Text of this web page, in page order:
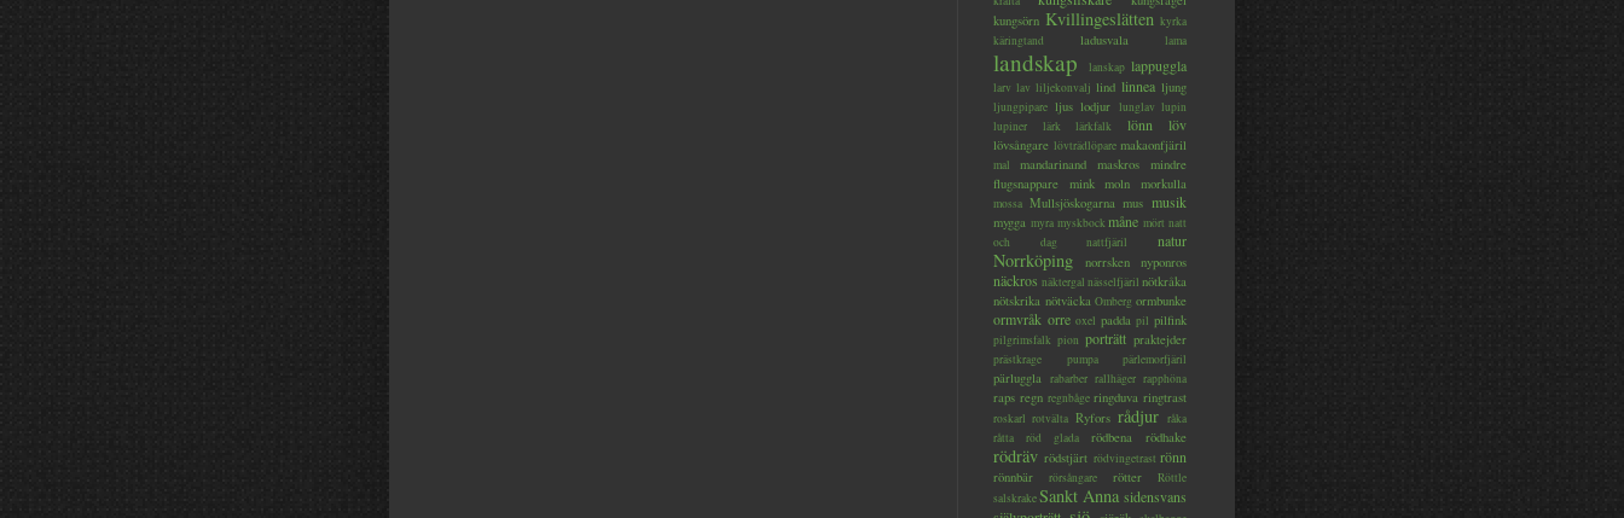
kungsörn Kvillingeslätten kyrka
käringtand
ladusvala lama
landskap lanskap lappuggla
larv lav liljekonvalj lind linnea ljung
ljungpipare ljus lodjur lunglav lupin
lupiner
lärk lärkfalk lönn löv
lövsångare lövträdlöpare makaonfjäril
mal mandarinand maskros
mindre
flugsnappare
mink moln morkulla
mossa Mullsjöskogarna mus musik
mygga myra myskbock måne mört natt
och dag
nattfjäril natur
Norrköping norrsken nyponros
näckros näktergal nässelfjäril nötkråka
nötskrika nötväcka Omberg ormbunke
ormvråk orre oxel padda pil pilfink
pilgrimsfalk pion porträtt praktejder
prästkrage pumpa pärlemorfjäril
pärluggla rabarber rallhäger rapphöna
raps regn regnbåge ringduva ringtrast
roskarl rotvälta Ryfors rådjur råka
råtta
röd glada rödbena rödhake
rödräv rödstjärt rödvingetrast rönn
rönnbär rörsångare rötter
Röttle
salskrakeSankt Anna sidensvans